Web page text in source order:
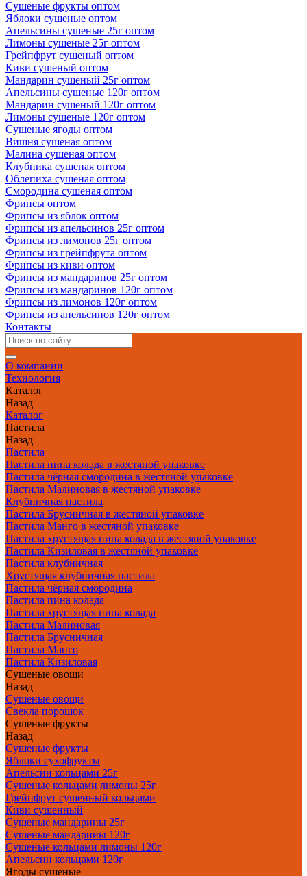
Сушеные фрукты оптом
Яблоки сушеные оптом
Апельсины сушеные 25г оптом
Лимоны сушеные 25г оптом
Грейпфрут сушеный оптом
Киви сушеный оптом
Мандарин сушеный 25г оптом
Апельсины сушеные 120г оптом
Мандарин сушеный 120г оптом
Лимоны сушеные 120г оптом
Сушеные ягоды оптом
Вишня сушеная оптом
Малина сушеная оптом
Клубника сушеная оптом
Облепиха сушеная оптом
Смородина сушеная оптом
Фрипсы оптом
Фрипсы из яблок оптом
Фрипсы из апельсинов 25г оптом
Фрипсы из лимонов 25г оптом
Фрипсы из грейпфрута оптом
Фрипсы из киви оптом
Фрипсы из мандаринов 25г оптом
Фрипсы из мандаринов 120г оптом
Фрипсы из лимонов 120г оптом
Фрипсы из апельсинов 120г оптом
Контакты
О компании
Технология
Каталог
Назад
Каталог
Пастила
Назад
Пастила
Пастила пина колада в жестяной упаковке
Пастила чёрная смородина в жестяной упаковке
Пастила Малиновая в жестяной упаковке
Клубничная пастила
Пастила Брусничная в жестяной упаковке
Пастила Манго в жестяной упаковке
Пастила хрустящая пина колада в жестяной упаковке
Пастила Кизиловая в жестяной упаковке
Пастила клубничная
Хрустящая клубничная пастила
Пастила чёрная смородина
Пастила пина колада
Пастила хрустящая пина колада
Пастила Малиновая
Пастила Брусничная
Пастила Манго
Пастила Кизиловая
Сушеные овощи
Назад
Сушеные овощи
Свекла порошок
Сушеные фрукты
Назад
Сушеные фрукты
Яблоки сухофрукты
Апельсин кольцами 25г
Сушеные кольцами лимоны 25г
Грейпфрут сушенный кольцами
Киви сушенный
Сушеные мандарины 25г
Сушеные мандарины 120г
Сушеные кольцами лимоны 120г
Апельсин кольцами 120г
Ягоды сушеные